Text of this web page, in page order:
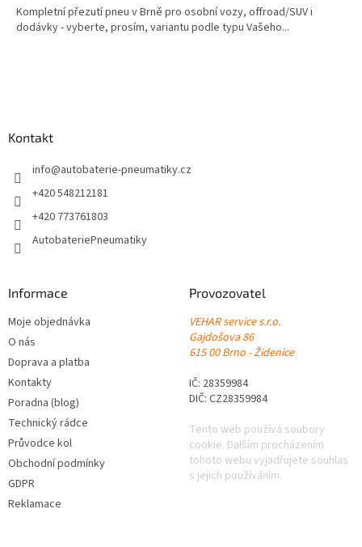
Kompletní přezutí pneu v Brně pro osobní vozy, offroad/SUV i
dodávky - vyberte, prosím, variantu podle typu Vašeho...
Kontakt
info@autobaterie-pneumatiky.cz
+420 548212181
+420 773761803
AutobateriePneumatiky
Informace
Moje objednávka
O nás
Doprava a platba
Kontakty
Poradna (blog)
Technický rádce
Průvodce kol
Obchodní podmínky
GDPR
Reklamace
Provozovatel
VEHAR service s.r.o.
Gajdošova 86
615 00 Brno - Židenice
IČ: 28359984
DIČ: CZ28359984
Tento web používá soubory
cookie. Dalším procházením
tohoto webu vyjadřujete souhlas
s jejich používáním.